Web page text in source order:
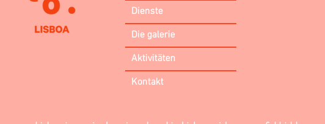
Dienste
Die galerie
Aktivitäten
Kontakt